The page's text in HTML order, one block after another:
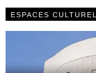
ESPACES